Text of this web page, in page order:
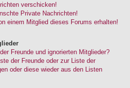
verschicken!
Private Nachrichten!
einem Mitglied dieses Forums erhalten!
Freunde und ignorierten Mitglieder?
der Freunde oder zur Liste der
oder diese wieder aus den Listen